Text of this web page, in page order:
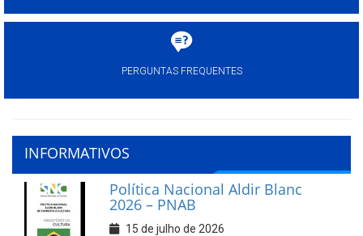
PERGUNTAS FREQUENTES
INFORMATIVOS
Política Nacional Aldir Blanc
2026 – PNAB
15 de julho de 2026